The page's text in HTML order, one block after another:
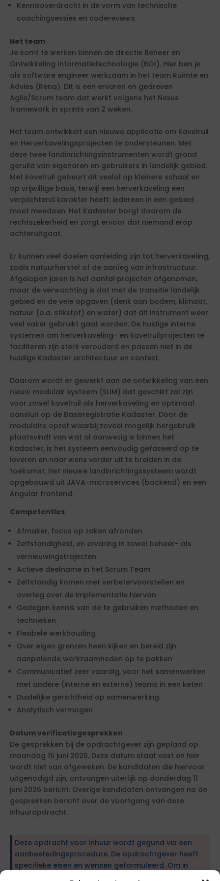
Kennisoverdracht in de vorm van technische
coachingsessies en codereviews.
Het team
Je komt te werken binnen de directie Beheer en
Ontwikkeling Informatietechnologie (BOI). Hier ben je
als software engineer werkzaam in het team Ruimte en
Advies (Rena). Dit is een ervaren en gedreven
Agile/Scrum team dat werkt volgens het Nexus
framework in sprints van 2 weken.
Het team ontwikkelt een nieuwe applicatie om Kavelruil
en Herverkavelingsprojecten te ondersteunen. Met
deze twee landinrichtingsinstrumenten wordt grond
geruild van eigenaren en gebruikers in landelijk gebied.
Met kavelruil gebeurt dit veelal op kleinere schaal en
op vrijwillige basis, terwijl een herverkaveling een
verplichtend karakter heeft: iedereen in een gebied
moet meedoen. Het Kadaster borgt daarom de
rechtszekerheid en zorgt ervoor dat niemand erop
achteruitgaat.
Er kunnen veel doelen aanleiding zijn tot herverkaveling,
zoals natuurherstel of de aanleg van infrastructuur.
Afgelopen jaren is het aantal projecten afgenomen,
maar de verwachting is dat met de transitie landelijk
gebied en de vele opgaven (denk aan bodem, klimaat,
natuur (o.a. stikstof) en water) dat dit instrument weer
veel vaker gebruikt gaat worden. De huidige interne
systemen om herverkaveling- en kavelruilprojecten te
faciliteren zijn sterk verouderd en passen niet in de
huidige Kadaster architectuur en context.
Daarom wordt er gewerkt aan de ontwikkeling van een
nieuw modulair systeem (SLIM) dat geschikt zal zijn
voor zowel kavelruil als herverkaveling en optimaal
aansluit op de Basisregistratie Kadaster. Door de
modulaire opzet waarbij zoveel mogelijk hergebruik
plaatsvindt van wat al aanwezig is binnen het
Kadaster, is het systeem eenvoudig gefaseerd op te
leveren en naar wens verder uit te breiden in de
toekomst. Het nieuwe landinrichtingssysteem wordt
opgebouwd uit JAVA-microservices (backend) en een
Angular frontend.
Competenties
Afmaker, focus op zaken afronden
Zelfstandigheid, en ervaring in zowel beheer- als
vernieuwingstrajecten
Actieve deelname in het Scrum Team
Zelfstandig komen met verbetervoorstellen en
overleg over de implementatie hiervan
Gedegen kennis van de te gebruiken methoden en
technieken
Flexibele werkhouding
Over eigen grenzen heen kijken en bereid zijn
aanpalende werkzaamheden op te pakken
Communicatief zeer vaardig, voor het samenwerken
met andere (interne en externe) teams in een keten
Duidelijke gerichtheid op samenwerking
Analytisch vermogen
Datum verificatiegesprekken
De gesprekken bij de opdrachtgever zijn gepland op
maandag 15 juni 2026. Deze datum staat vast en hier
wordt niet van afgeweken. De kandidaten die hiervoor
uitgenodigd zijn, ontvangen uiterlijk op donderdag 11
juni 2026 bericht. Overige kandidaten ontvangen na de
gesprekken bericht over de voortgang van deze
inhuuropdracht.
Deze opdracht voor inhuur wordt gegund via een
aanbestedingsprocedure. De opdrachtgever heeft
specifieke eisen en wensen geformuleerd. Om in